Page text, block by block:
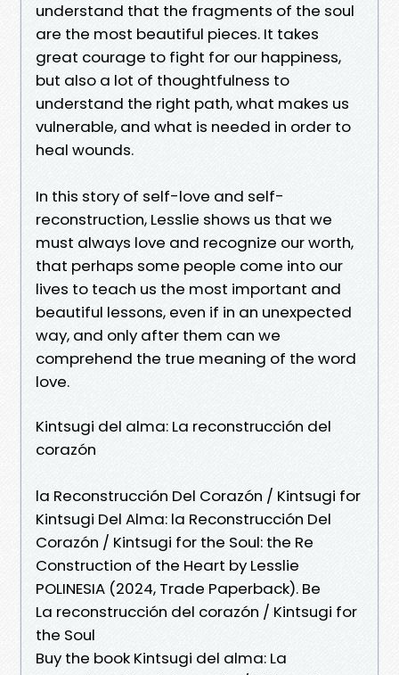
understand that the fragments of the soul
are the most beautiful pieces. It takes
great courage to fight for our happiness,
but also a lot of thoughtfulness to
understand the right path, what makes us
vulnerable, and what is needed in order to
heal wounds.
In this story of self-love and self-
reconstruction, Lesslie shows us that we
must always love and recognize our worth,
that perhaps some people come into our
lives to teach us the most important and
beautiful lessons, even if in an unexpected
way, and only after them can we
comprehend the true meaning of the word
love.
Kintsugi del alma: La reconstrucción del
corazón
la Reconstrucción Del Corazón / Kintsugi for
Kintsugi Del Alma: la Reconstrucción Del
Corazón / Kintsugi for the Soul: the Re
Construction of the Heart by Lesslie
POLINESIA (2024, Trade Paperback). Be
La reconstrucción del corazón / Kintsugi for
the Soul
Buy the book Kintsugi del alma: La